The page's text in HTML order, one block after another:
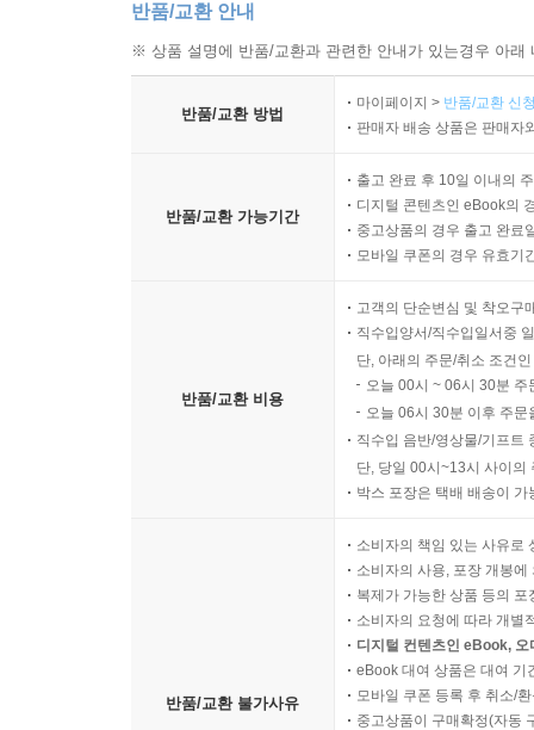
반품/교환 안내
※ 상품 설명에 반품/교환과 관련한 안내가 있는경우 아
반품/교환 방법
마이페이지 > 반품/교환 신
판매자 배송 상품은 판매자
반품/교환 가능기간
출고 완료 후 10일 이내의
디지털 콘텐츠인 eBook의
중고상품의 경우 출고 완료
모바일 쿠폰의 경우 유효기
반품/교환 비용
고객의 단순변심 및 착오구
직수입양서/직수입일서중
단, 아래의 주문/취소 조건
오늘 00시 ~ 06시 30분
오늘 06시 30분 이후 주
직수입 음반/영상물/기프트
단, 당일 00시~13시 사이의
박스 포장은 택배 배송이
반품/교환 불가사유
소비자의 책임 있는 사유로
소비자의 사용, 포장 개봉
복제가 가능한 상품 등의
소비자의 요청에 따라 개별
디지털 컨텐츠인 eBook,
eBook 대여 상품은 대여 기
모바일 쿠폰 등록 후 취소/
중고상품이 구매확정(자동